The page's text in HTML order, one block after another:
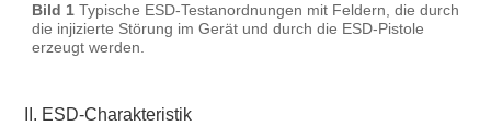
Bild 1Typische ESD-Testanordnungen mit Feldern, die durch
die injizierte Störung im Gerät und durch die ESD-Pistole
erzeugt werden.
II. ESD-Charakteristik